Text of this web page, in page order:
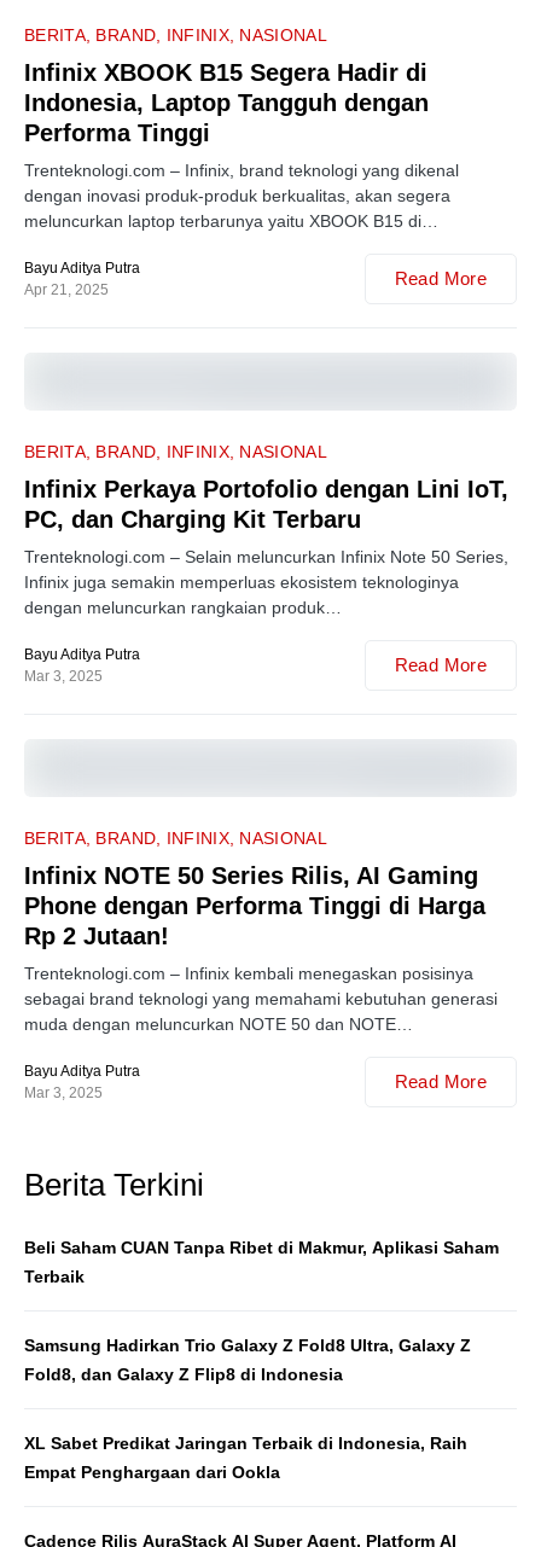
BERITA BRAND INFINIX NASIONAL
Infinix XBOOK B15 Segera Hadir di
Indonesia, Laptop Tangguh dengan
Performa Tinggi
Trenteknologi.com – Infinix, brand teknologi yang dikenal
dengan inovasi produk-produk berkualitas, akan segera
meluncurkan laptop terbarunya yaitu XBOOK B15 di…
Bayu Aditya Putra
Apr 21, 2025
Read More
BERITA BRAND INFINIX NASIONAL
Infinix Perkaya Portofolio dengan Lini IoT,
PC, dan Charging Kit Terbaru
Trenteknologi.com – Selain meluncurkan Infinix Note 50 Series,
Infinix juga semakin memperluas ekosistem teknologinya
dengan meluncurkan rangkaian produk…
Bayu Aditya Putra
Mar 3, 2025
Read More
BERITA BRAND INFINIX NASIONAL
Infinix NOTE 50 Series Rilis, AI Gaming
Phone dengan Performa Tinggi di Harga
Rp 2 Jutaan!
Trenteknologi.com – Infinix kembali menegaskan posisinya
sebagai brand teknologi yang memahami kebutuhan generasi
muda dengan meluncurkan NOTE 50 dan NOTE…
Bayu Aditya Putra
Mar 3, 2025
Read More
Berita Terkini
Beli Saham CUAN Tanpa Ribet di Makmur, Aplikasi Saham
Terbaik
Samsung Hadirkan Trio Galaxy Z Fold8 Ultra, Galaxy Z
Fold8, dan Galaxy Z Flip8 di Indonesia
XL Sabet Predikat Jaringan Terbaik di Indonesia, Raih
Empat Penghargaan dari Ookla
Cadence Rilis AuraStack AI Super Agent, Platform AI